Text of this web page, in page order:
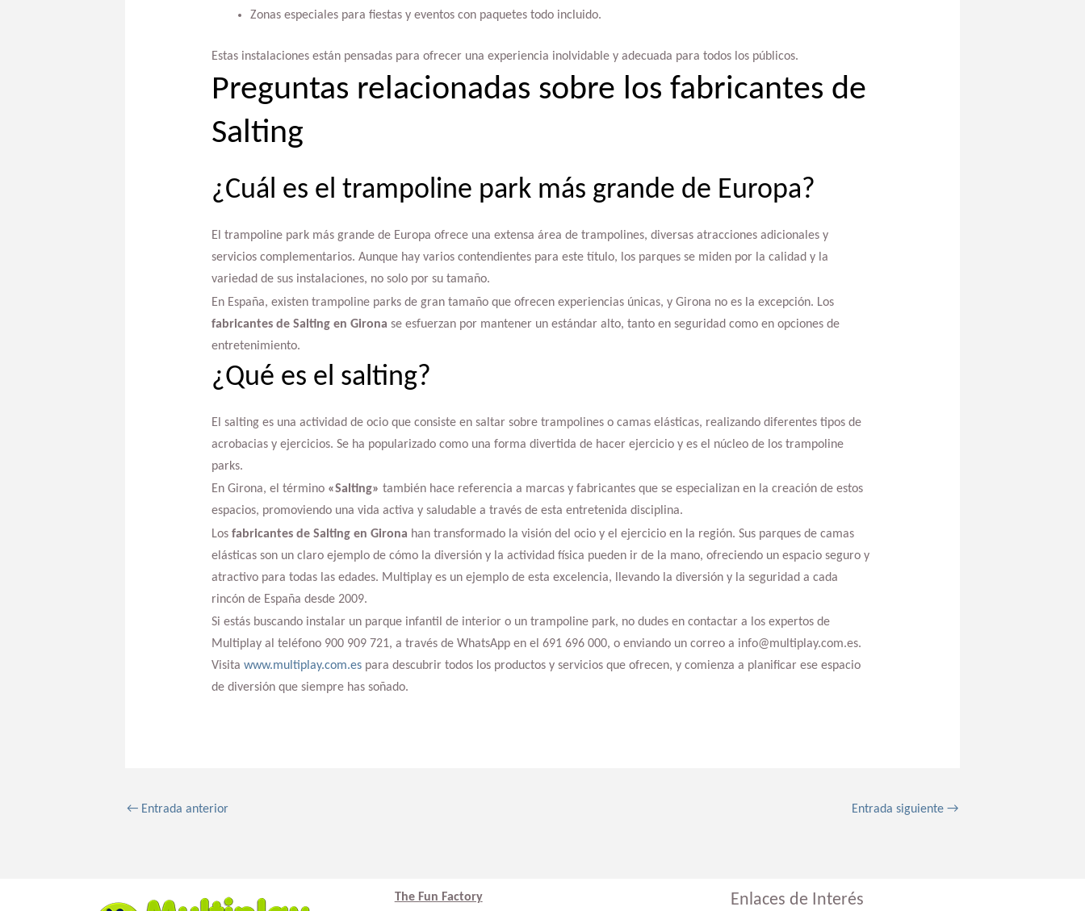
Zonas especiales para fiestas y eventos con paquetes todo incluido.
Estas instalaciones están pensadas para ofrecer una experiencia inolvidable y adecuada para todos los públicos.
Preguntas relacionadas sobre los fabricantes de
Salting
¿Cuál es el trampoline park más grande de Europa?
El trampoline park más grande de Europa ofrece una extensa área de trampolines, diversas atracciones adicionales y
servicios complementarios. Aunque hay varios contendientes para este título, los parques se miden por la calidad y la
variedad de sus instalaciones, no solo por su tamaño.
En España, existen trampoline parks de gran tamaño que ofrecen experiencias únicas, y Girona no es la excepción. Los
fabricantes de Salting en Girona se esfuerzan por mantener un estándar alto, tanto en seguridad como en opciones de
entretenimiento.
¿Qué es el salting?
El salting es una actividad de ocio que consiste en saltar sobre trampolines o camas elásticas, realizando diferentes tipos de
acrobacias y ejercicios. Se ha popularizado como una forma divertida de hacer ejercicio y es el núcleo de los trampoline
parks.
En Girona, el término «Salting» también hace referencia a marcas y fabricantes que se especializan en la creación de estos
espacios, promoviendo una vida activa y saludable a través de esta entretenida disciplina.
Los fabricantes de Salting en Girona han transformado la visión del ocio y el ejercicio en la región. Sus parques de camas
elásticas son un claro ejemplo de cómo la diversión y la actividad física pueden ir de la mano, ofreciendo un espacio seguro y
atractivo para todas las edades. Multiplay es un ejemplo de esta excelencia, llevando la diversión y la seguridad a cada
rincón de España desde 2009.
Si estás buscando instalar un parque infantil de interior o un trampoline park, no dudes en contactar a los expertos de
Multiplay al teléfono 900 909 721, a través de WhatsApp en el 691 696 000, o enviando un correo a info@multiplay.com.es.
Visita www.multiplay.com.espara descubrir todos los productos y servicios que ofrecen, y comienza a planificar ese espacio
de diversión que siempre has soñado.
← Entrada anterior Entrada siguiente →
The Fun Factory Enlaces de Interés